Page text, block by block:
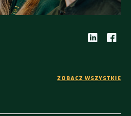
ZOBACZ WSZYSTKIE